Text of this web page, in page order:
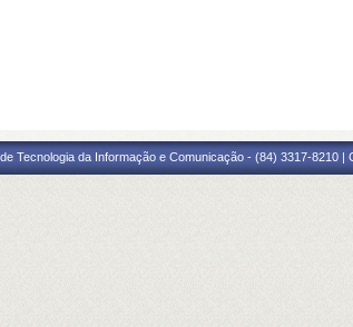
Tecnologia da Informação e Comunicação - (84) 3317-8210